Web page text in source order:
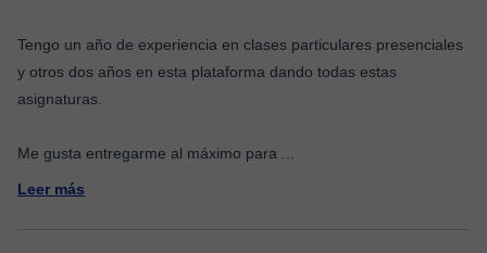
Tengo un año de experiencia en clases particulares presenciales
y otros dos años en esta plataforma dando todas estas
asignaturas.
Me gusta entregarme al máximo para
Leer más